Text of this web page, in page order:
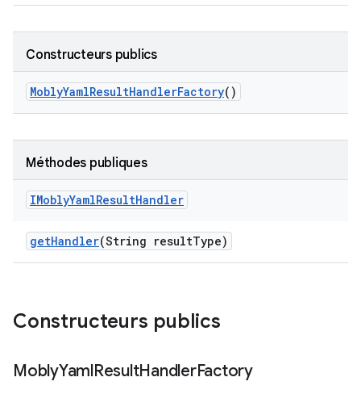
Constructeurs publics
MoblyYamlResultHandlerFactory()
Méthodes publiques
IMoblyYamlResultHandler
getHandler(String resultType)
Constructeurs publics
MoblyYamlResultHandlerFactory